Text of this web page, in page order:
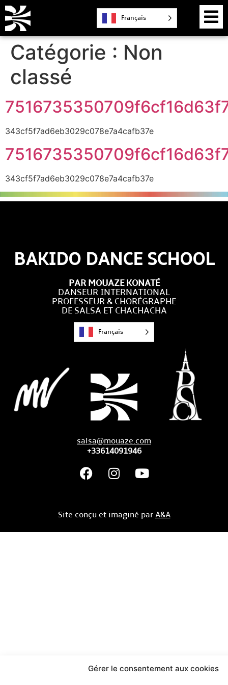
Gérer le consentement aux cookies
Français
Catégorie : Non
classé
343cf5f7ad6eb3029c078e7a4cafb37e
343cf5f7ad6eb3029c078e7a4cafb37e
BAKIDO DANCE SCHOOL
PAR MOUAZE KONATÉ
DANSEUR INTERNATIONAL
PROFESSEUR & CHORÉGRAPHE
DE SALSA ET CHACHACHA
Français
salsa@mouaze.com
+33614091946
Site conçu et imaginé par A&A